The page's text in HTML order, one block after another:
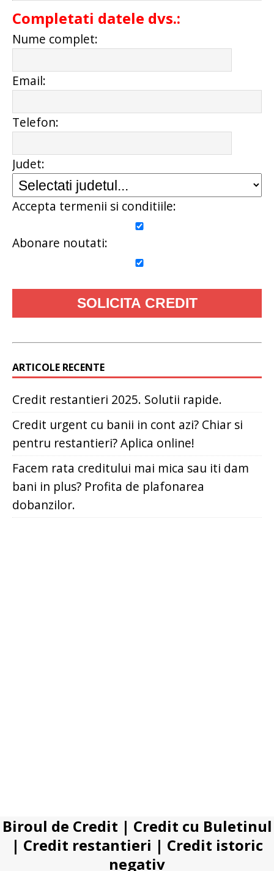
Completati datele dvs.:
Nume complet:
Email:
Telefon:
Judet:
Accepta termenii si conditiile:
Abonare noutati:
ARTICOLE RECENTE
Credit restantieri 2025. Solutii rapide.
Credit urgent cu banii in cont azi? Chiar si
pentru restantieri? Aplica online!
Facem rata creditului mai mica sau iti dam
bani in plus? Profita de plafonarea
dobanzilor.
Biroul de Credit | Credit cu Buletinul
| Credit restantieri | Credit istoric
negativ